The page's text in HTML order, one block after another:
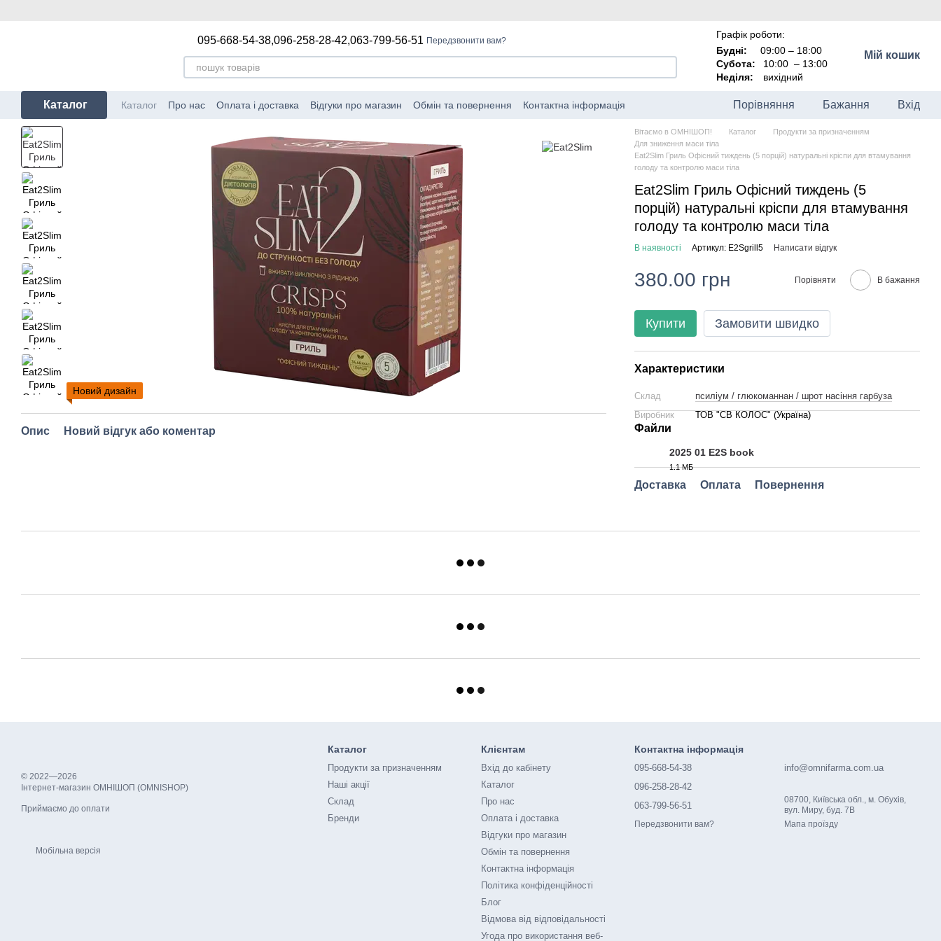
095-668-54-38,096-258-28-42,063-799-56-51 Передзвонити вам?
Графік роботи:
Будні:
09:00 – 18:00
Субота:
10:00– 13:00
Неділя:
вихідний
Мій кошик
Каталог Каталог Про нас Оплата і доставка Відгуки про магазин Обмін та повернення
Контактна інформація
Порівняння Бажання Вхід
Новий дизайн
Опис Новий відгук або коментар
Вітаємо в ОМНІШОП! Каталог
Продукти за призначенням
Для зниження маси тіла
Eat2Slim Гриль Офісний тиждень (5 порцій) натуральні кріспи для втамування
голоду та контролю маси тіла
Eat2Slim Гриль Офісний тиждень (5
порцій) натуральні кріспи для втамування
голоду та контролю маси тіла
В наявності Артикул: E2Sgrill5 Написати відгук
380.00 грн Порівняти В бажання
Купити Замовити швидко
Характеристики
Склад
псиліум / глюкоманнан / шрот насіння гарбуза
Виробник
ТОВ "СВ КОЛОС" (Україна)
Файли
2025 01 E2S book
1.1 МБ
Доставка Оплата Повернення
© 2022—2026
Інтернет-магазин ОМНІШОП (OMNISHOP)
Приймаємо до оплати
Мобільна версія
Каталог
Продукти за призначенням
Наші акції
Склад
Бренди
Клієнтам
Вхід до кабінету
Каталог
Про нас
Оплата і доставка
Відгуки про магазин
Обмін та повернення
Контактна інформація
Політика конфіденційності
Блог
Відмова від відповідальності
Угода про використання веб-
Контактна інформація
095-668-54-38
096-258-28-42
063-799-56-51
Передзвонити вам?
info@omnifarma.com.ua
08700, Київська обл., м. Обухів,
вул. Миру, буд. 7В
Мапа проїзду